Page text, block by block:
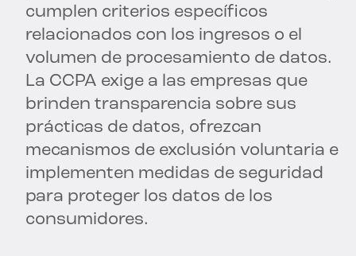
cumplen criterios específicos
relacionados con los ingresos o el
volumen de procesamiento de datos.
La CCPA exige a las empresas que
brinden transparencia sobre sus
prácticas de datos, ofrezcan
mecanismos de exclusión voluntaria e
implementen medidas de seguridad
para proteger los datos de los
consumidores.